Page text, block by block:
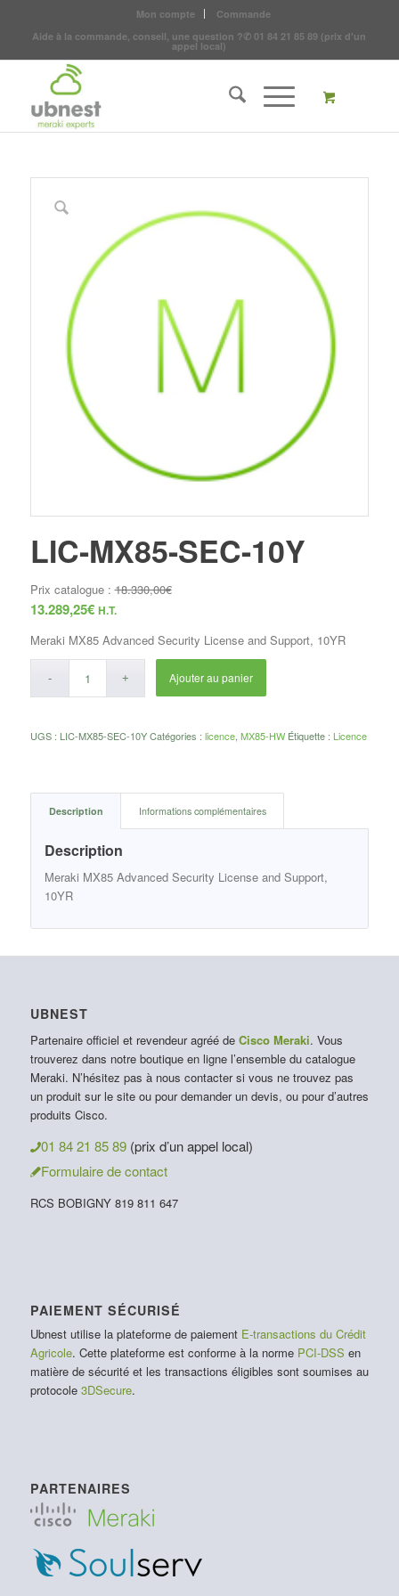
Mon compte
Commande
Aide à la commande, conseil, une question ?✆ 01 84 21 85 89 (prix d'un
appel local)
LIC-MX85-SEC-10Y
Prix catalogue :18.330,00€
13.289,25€ H.T.
Meraki MX85 Advanced Security License and Support, 10YR
Ajouter au panier
UGS : LIC-MX85-SEC-10Y Catégories : licence, MX85-HW Étiquette : Licence
Description Informations complémentaires
Description
Meraki MX85 Advanced Security License and Support,
10YR
UBNEST
Partenaire officiel et revendeur agréé de Cisco Meraki. Vous
trouverez dans notre boutique en ligne l’ensemble du catalogue
Meraki. N’hésitez pas à nous contacter si vous ne trouvez pas
un produit sur le site ou pour demander un devis, ou pour d’autres
produits Cisco.
01 84 21 85 89 (prix d’un appel local)
Formulaire de contact
RCS BOBIGNY 819 811 647
PAIEMENT SÉCURISÉ
Ubnest utilise la plateforme de paiement E-transactions du Crédit
Agricole. Cette plateforme est conforme à la norme PCI-DSS en
matière de sécurité et les transactions éligibles sont soumises au
protocole 3DSecure.
PARTENAIRES